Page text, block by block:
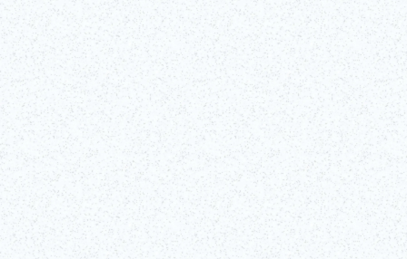
Fri, Mar 20, 2026 - Mon, Oct 12, 2026
ＣＲＥＶＩＡ ＢＡＳＥ Tokio